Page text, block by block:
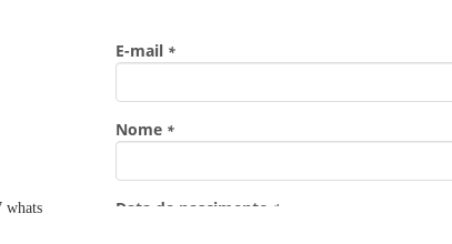
whats